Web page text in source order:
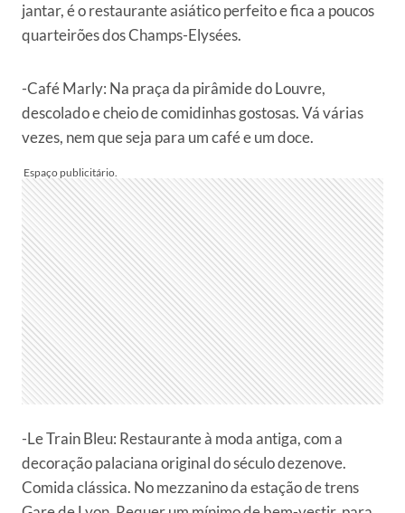
jantar, é o restaurante asiático perfeito e fica a poucos
quarteirões dos Champs-Elysées.
-Café Marly: Na praça da pirâmide do Louvre,
descolado e cheio de comidinhas gostosas. Vá várias
vezes, nem que seja para um café e um doce.
-Le Train Bleu: Restaurante à moda antiga, com a
decoração palaciana original do século dezenove.
Comida clássica. No mezzanino da estação de trens